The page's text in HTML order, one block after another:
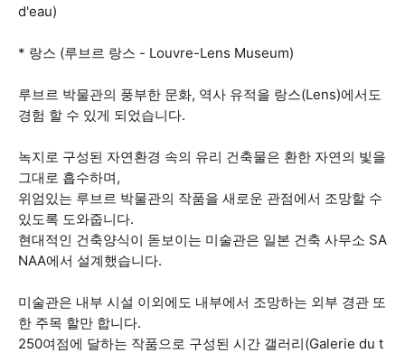
d'eau)
* 랑스 (루브르 랑스 - Louvre-Lens Museum)
루브르 박물관의 풍부한 문화, 역사 유적을 랑스(Lens)에서도
경험 할 수 있게 되었습니다.
녹지로 구성된 자연환경 속의 유리 건축물은 환한 자연의 빛을
그대로 흡수하며,
위엄있는 루브르 박물관의 작품을 새로운 관점에서 조망할 수
있도록 도와줍니다.
현대적인 건축양식이 돋보이는 미술관은 일본 건축 사무소 SA
NAA에서 설계했습니다.
미술관은 내부 시설 이외에도 내부에서 조망하는 외부 경관 또
한 주목 할만 합니다.
250여점에 달하는 작품으로 구성된 시간 갤러리(Galerie du t